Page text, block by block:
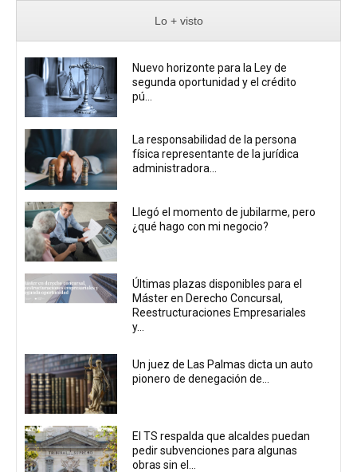
Lo + visto
Nuevo horizonte para la Ley de
segunda oportunidad y el crédito
pú...
La responsabilidad de la persona
física representante de la jurídica
administradora...
Llegó el momento de jubilarme, pero
¿qué hago con mi negocio?
Últimas plazas disponibles para el
Máster en Derecho Concursal,
Reestructuraciones Empresariales
y...
Un juez de Las Palmas dicta un auto
pionero de denegación de...
El TS respalda que alcaldes puedan
pedir subvenciones para algunas
obras sin el...